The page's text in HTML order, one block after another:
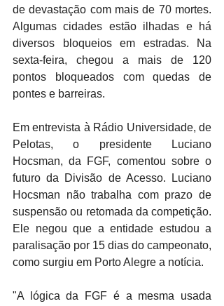
de devastação com mais de 70 mortes.
Algumas cidades estão ilhadas e há
diversos bloqueios em estradas. Na
sexta-feira, chegou a mais de 120
pontos bloqueados com quedas de
pontes e barreiras.
Em entrevista à Rádio Universidade, de
Pelotas, o presidente Luciano
Hocsman, da FGF, comentou sobre o
futuro da Divisão de Acesso. Luciano
Hocsman não trabalha com prazo de
suspensão ou retomada da competição.
Ele negou que a entidade estudou a
paralisação por 15 dias do campeonato,
como surgiu em Porto Alegre a notícia.
"A lógica da FGF é a mesma usada